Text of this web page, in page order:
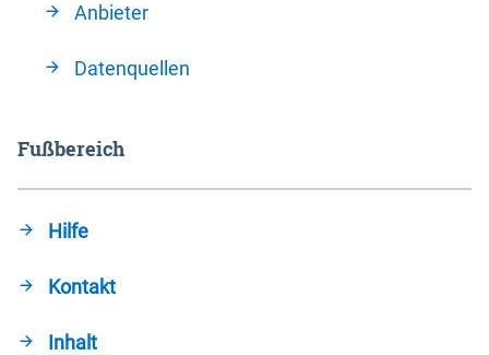
Anbieter
Datenquellen
Fußbereich
Hilfe
Kontakt
Inhalt